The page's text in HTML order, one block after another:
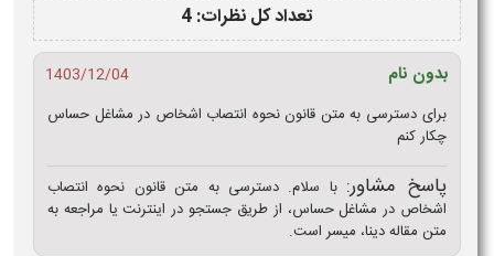
تعداد کل نظرات: 4
بدون نام
1403/12/04
برای دسترسی به متن قانون نحوه انتصاب اشخاص در مشاغل حساس
چکار کنم
پاسخ مشاور: با سلام. دسترسی به متن قانون نحوه انتصاب
اشخاص در مشاغل حساس، از طریق جستجو در اینترنت یا مراجعه به
متن مقاله دینا، میسر است.